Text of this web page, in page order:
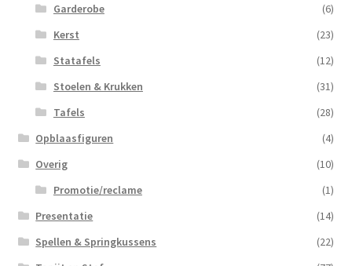
Garderobe
(6)
Kerst
(23)
Statafels
(12)
Stoelen & Krukken
(31)
Tafels
(28)
Opblaasfiguren
(4)
Overig
(10)
Promotie/reclame
(1)
Presentatie
(14)
Spellen & Springkussens
(22)